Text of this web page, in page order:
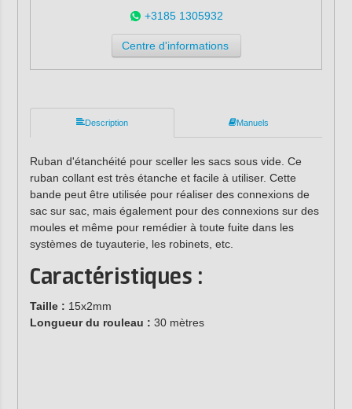
+3185 1305932
Centre d'informations
Description Manuels
Ruban d'étanchéité pour sceller les sacs sous vide. Ce
ruban collant est très étanche et facile à utiliser. Cette
bande peut être utilisée pour réaliser des connexions de
sac sur sac, mais également pour des connexions sur des
moules et même pour remédier à toute fuite dans les
systèmes de tuyauterie, les robinets, etc.
Caractéristiques :
Taille : 15x2mm
Longueur du rouleau : 30 mètres